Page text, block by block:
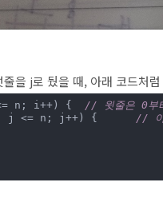
을 j로 뒀을 때, 아래 코드처
// 윗줄은 0부
// 아